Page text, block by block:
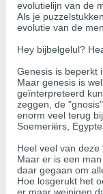
evolutielijn van de
Als je
evolutie van de
Hey bijbelgelul?
Genesis is beperkt
Maar genesis is
geïnterpreteerd
zeggen, de
enorm veel terug
Soemeriërs,
Heel veel van deze
Maar er is een
daar gegaan om
Hoe losgerukt het